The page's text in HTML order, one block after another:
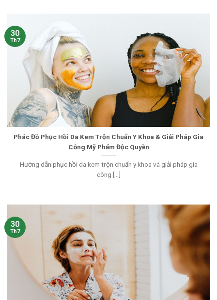
Phác Đồ Phục Hồi Da Kem Trộn Chuẩn Y Khoa & Giải Pháp Gia
Công Mỹ Phẩm Độc Quyền
Hướng dẫn phục hồi da kem trộn chuẩn y khoa và giải pháp gia
công [...]
30
Th7
30
Th7